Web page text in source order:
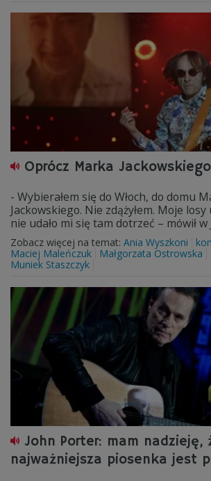
Oprócz Marka
- Wybierałem się do Włoch, do domu
Jackowskiego. Nie zdążyłem. Moje losy
nie udało mi się tam dotrzeć – mówił w
Zobacz więcej na temat: Ania Wyszkoni
Maciej Maleńczuk
Małgorzata Ostrowska
Muniek Staszczyk
John Porter: mam nadzieję,
najważniejsza piosenka jest